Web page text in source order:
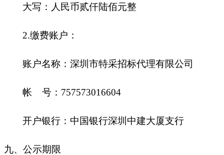
大写：人民币贰仟陆佰元整
2.缴费账户：
账户名称：深圳市特采招标代理有限公司
帐 号： 757573016604
开户银行：中国银行深圳中建大厦支行
九、公示期限